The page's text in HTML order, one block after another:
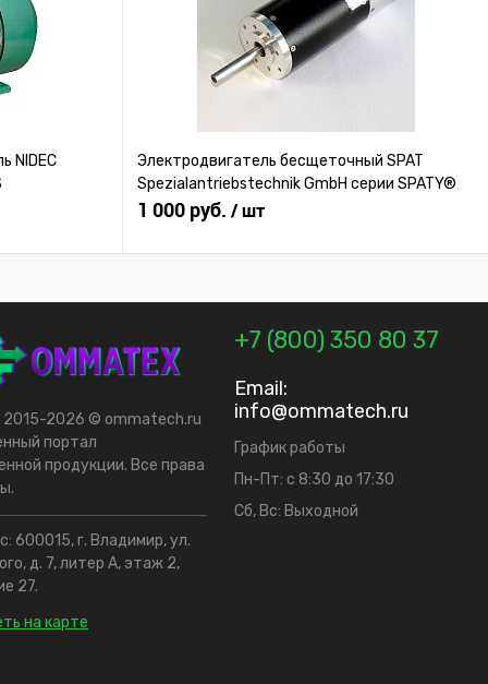
NIDEC
Электродвигатель бесщеточный SPAT
Spezialantriebstechnik GmbH серии SPATY®
1 000 руб. / шт
2015-2026 © ommatech.ru
портал
продукции. Все права
600015, г. Владимир, ул.
д. 7, литер А, этаж 2,
27.
на карте
+7 (800) 350 80 37
Email:
info@ommatech.ru
График работы
Пн-Пт: с 8:30 до 17:30
Сб, Вс: Выходной